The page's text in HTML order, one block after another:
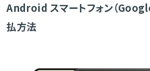
Android スマートフォン（
払方法